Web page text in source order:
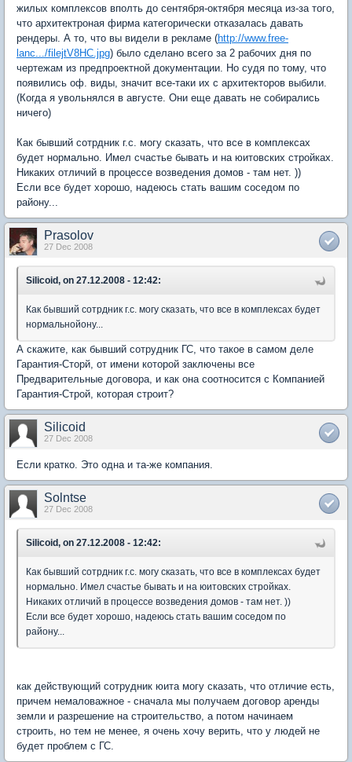
жилых комплексов вполть до сентября-октября месяца из-за того,
что архитектроная фирма категорически отказалась давать
рендеры. А то, что вы видели в рекламе (http://www.free-
lanc.../filejtV8HC.jpg) было сделано всего за 2 рабочих дня по
чертежам из предпроектной документации. Но судя по тому, что
появились оф. виды, значит все-таки их с архитекторов выбили.
(Когда я увольнялся в августе. Они еще давать не собирались
ничего)
Как бывший сотрдник г.с. могу сказать, что все в комплексах
будет нормально. Имел счастье бывать и на юитовских стройках.
Никаких отличий в процессе возведения домов - там нет. ))
Если все будет хорошо, надеюсь стать вашим соседом по
району...
Prasolov
27 Dec 2008
Silicoid, on 27.12.2008 - 12:42:
Как бывший сотрдник г.с. могу сказать, что все в комплексах будет
нормальнойону...
А скажите, как бывший сотрудник ГС, что такое в самом деле
Гарантия-Сторй, от имени которой заключены все
Предварительные договора, и как она соотносится с Компанией
Гарантия-Строй, которая строит?
Silicoid
27 Dec 2008
Если кратко. Это одна и та-же компания.
Solntse
27 Dec 2008
Silicoid, on 27.12.2008 - 12:42:
Как бывший сотрдник г.с. могу сказать, что все в комплексах будет
нормально. Имел счастье бывать и на юитовских стройках.
Никаких отличий в процессе возведения домов - там нет. ))
Если все будет хорошо, надеюсь стать вашим соседом по
району...
как действующий сотрудник юита могу сказать, что отличие есть,
причем немаловажное - сначала мы получаем договор аренды
земли и разрешение на строительство, а потом начинаем
строить, но тем не менее, я очень хочу верить, что у людей не
будет проблем с ГС.